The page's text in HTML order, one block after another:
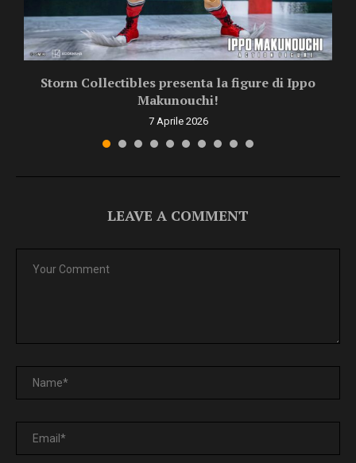
Storm Collectibles presenta la figure di Ippo
Makunouchi!
7 Aprile 2026
LEAVE A COMMENT